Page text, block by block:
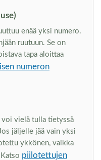
enää yksi numero.
ruutuun. Se on
tapa aloittaa
numeron
voi vielä tulla tietyssä
jäljelle jää vain yksi
ykkönen, vaikka
piilotettujen